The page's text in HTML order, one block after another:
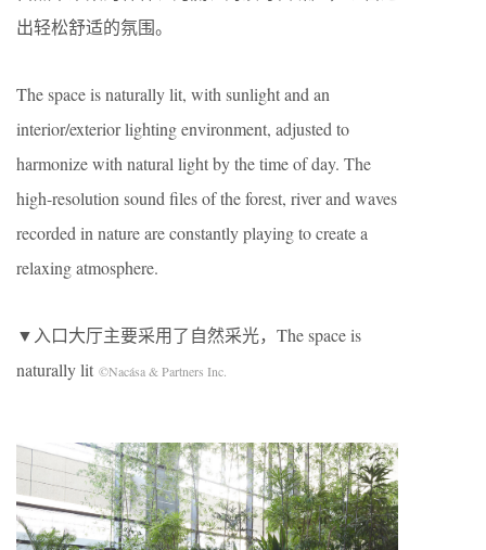
出轻松舒适的氛围。
The space is naturally lit, with sunlight and an
interior/exterior lighting environment, adjusted to
harmonize with natural light by the time of day. The
high-resolution sound files of the forest, river and waves
recorded in nature are constantly playing to create a
relaxing atmosphere.
▼入口大厅主要采用了自然采光，The space is
naturally lit ©Nacása & Partners Inc.